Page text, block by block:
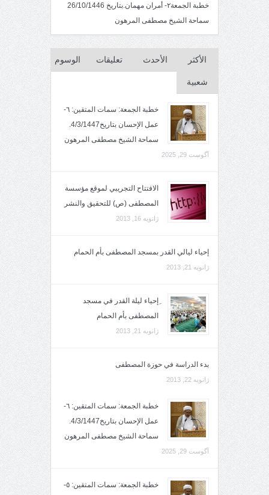
خطبة الجمعة٢- أمران مهمان.بتاريخ 26/10/1446
سماحة الشيخ مصطفى المرهون
الأكثر
شعبية
الأحدث تعليقات الوسوم
خطبة الجمعة: سمات المتقين: ٦-
عمل الإحسان بتاريخ4/3/1447.
سماحة الشيخ مصطفى المرهون
آگوست 29, 2025
الافتتاح التجريبي لموقع مؤسسة
المصطفى (ص) للتحقيق والنشر
ژانویه 16, 2013
إحياء ليالي القدر بمسجد المصطفى بأم الحمام
ژانویه 21, 2013
ِإحياء ليلة القدر في مسجد
المصطفى بأم الحمام
ژانویه 21, 2013
بدء الدراسة في حوزة المصطفى
ژانویه 22, 2013
خطبة الجمعة: سمات المتقين: ٦-
عمل الإحسان بتاريخ4/3/1447.
سماحة الشيخ مصطفى المرهون
آگوست 29, 2025
خطبة الجمعة: سمات المتقين: ٥-